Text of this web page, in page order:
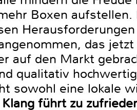
Boxen
das
auf den Markt
qualitativ
sowohl eine lokale
führt zu